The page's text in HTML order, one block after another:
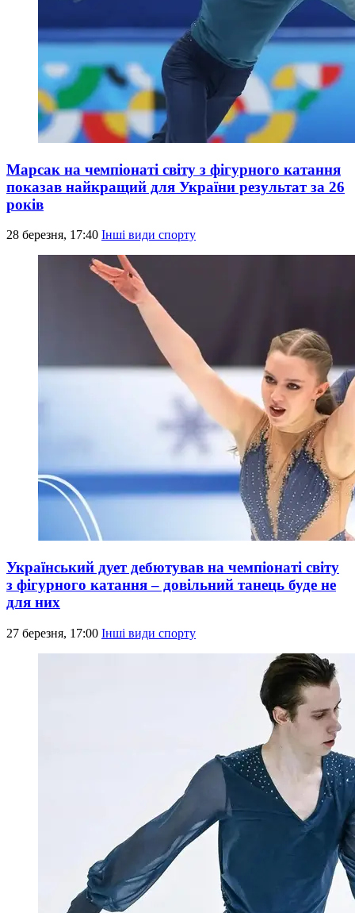
Марсак на чемпіонаті світу з фігурного катання
показав найкращий для України результат за 26
років
28 березня, 17:40 Інші види спорту
Український дует дебютував на чемпіонаті світу
з фігурного катання – довільний танець буде не
для них
27 березня, 17:00 Інші види спорту